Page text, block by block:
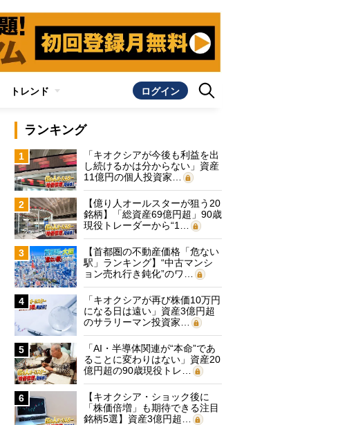
トレンド ログイン
ランキング
1
「キオクシアが今後も利益を出
し続けるかは分からない」資産
11億円の個人投資家…
2
【億り人オールスターが狙う20
銘柄】「総資産69億円超」90歳
現役トレーダーから“1…
3
【首都圏の不動産価格「危ない
駅」ランキング】“中古マンシ
ョン売れ行き鈍化”のワ…
4
「キオクシアが再び株価10万円
になる日は遠い」資産3億円超
のサラリーマン投資家…
5
「AI・半導体関連が“本命”であ
ることに変わりはない」資産20
億円超の90歳現役トレ…
6
【キオクシア・ショック後に
「株価倍増」も期待できる注目
銘柄5選】資産3億円超…